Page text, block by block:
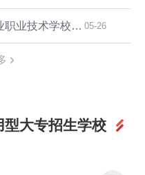
以练筑防，安全同行｜莆田工业职业技术学校开展5·12夜间地震应急疏散演练 05-26
大专招生学校